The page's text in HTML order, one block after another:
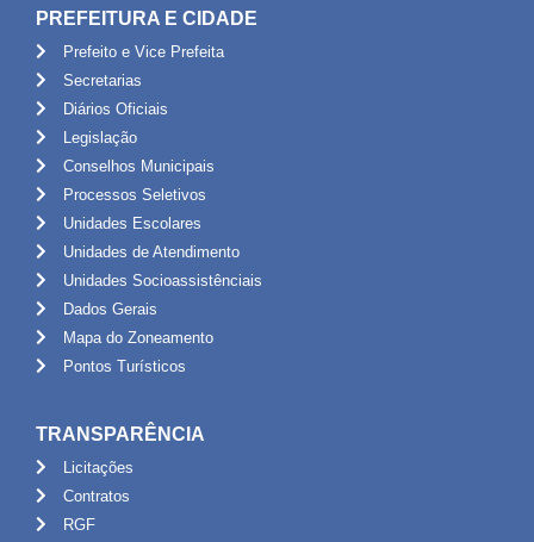
PREFEITURA E CIDADE
Prefeito e Vice Prefeita
Secretarias
Diários Oficiais
Legislação
Conselhos Municipais
Processos Seletivos
Unidades Escolares
Unidades de Atendimento
Unidades Socioassistênciais
Dados Gerais
Mapa do Zoneamento
Pontos Turísticos
TRANSPARÊNCIA
Licitações
Contratos
RGF